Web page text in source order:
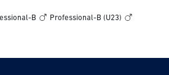
B Professional-B (U23)